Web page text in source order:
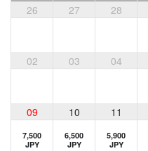
26
27 28
02 03 04
09 10 11
7,500
JPY
6,500
JPY
5,900
JPY